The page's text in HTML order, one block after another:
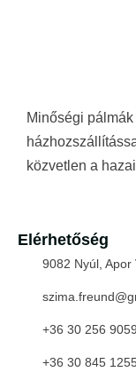
Minőségi
közvetlen a
Elérhetőség
9082 Nyúl, Apor
+36 30 256 9059
+36 30 845